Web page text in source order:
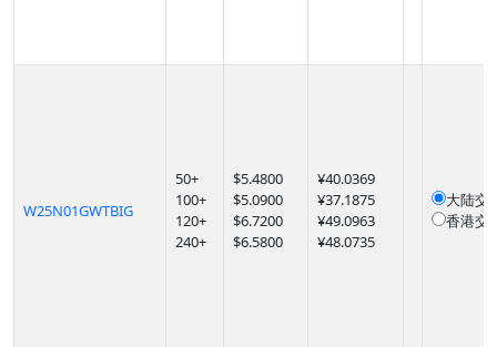
W25N01GWTBIG
50+
100+
120+
240+
$5.4800
$5.0900
$6.7200
$6.5800
¥40.0369
¥37.1875
¥49.0963
¥48.0735
大陆交
香港交